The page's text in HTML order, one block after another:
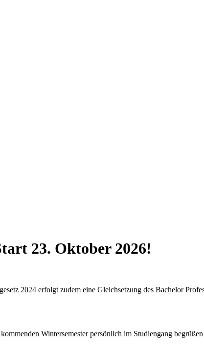
23. Oktober 2026!
2024 erfolgt zudem eine Gleichsetzung des Bachelor
Wintersemester persönlich im Studiengang